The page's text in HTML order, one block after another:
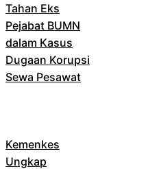
Tahan Eks
Pejabat BUMN
dalam Kasus
Dugaan Korupsi
Sewa Pesawat
Kemenkes
Ungkap